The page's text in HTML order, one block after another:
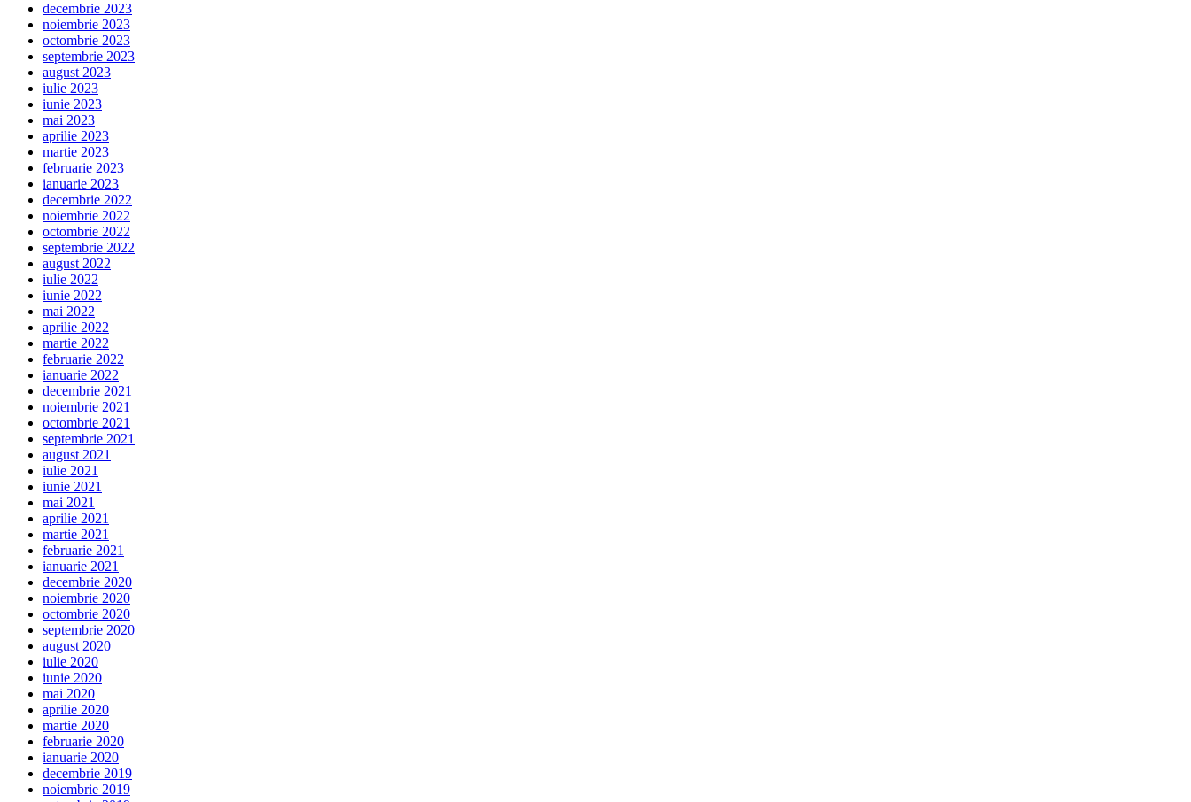
decembrie 2023
noiembrie 2023
octombrie 2023
septembrie 2023
august 2023
iulie 2023
iunie 2023
mai 2023
aprilie 2023
martie 2023
februarie 2023
ianuarie 2023
decembrie 2022
noiembrie 2022
octombrie 2022
septembrie 2022
august 2022
iulie 2022
iunie 2022
mai 2022
aprilie 2022
martie 2022
februarie 2022
ianuarie 2022
decembrie 2021
noiembrie 2021
octombrie 2021
septembrie 2021
august 2021
iulie 2021
iunie 2021
mai 2021
aprilie 2021
martie 2021
februarie 2021
ianuarie 2021
decembrie 2020
noiembrie 2020
octombrie 2020
septembrie 2020
august 2020
iulie 2020
iunie 2020
mai 2020
aprilie 2020
martie 2020
februarie 2020
ianuarie 2020
decembrie 2019
noiembrie 2019